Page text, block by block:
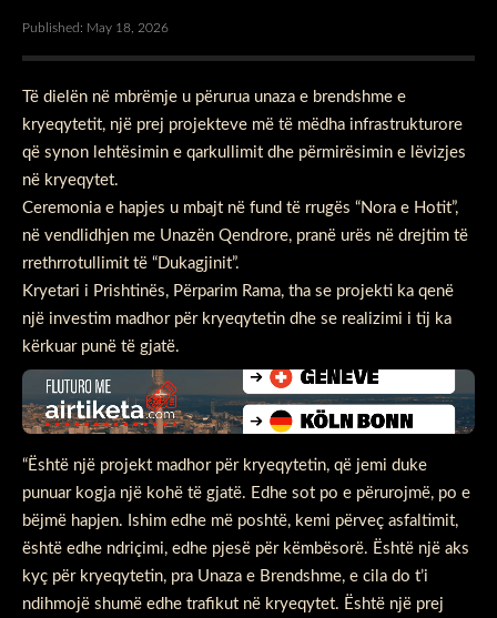
Published: May 18, 2026
Të dielën në mbrëmje u përurua unaza e brendshme e
kryeqytetit, një prej projekteve më të mëdha infrastrukturore
që synon lehtësimin e qarkullimit dhe përmirësimin e lëvizjes
në kryeqytet.
Ceremonia e hapjes u mbajt në fund të rrugës “Nora e Hotit”,
në vendlidhjen me Unazën Qendrore, pranë urës në drejtim të
rrethrrotullimit të “Dukagjinit”.
Kryetari i Prishtinës, Përparim Rama, tha se projekti ka qenë
një investim madhor për kryeqytetin dhe se realizimi i tij ka
kërkuar punë të gjatë.
“Është një projekt madhor për kryeqytetin, që jemi duke
punuar kogja një kohë të gjatë. Edhe sot po e përurojmë, po e
bëjmë hapjen. Ishim edhe më poshtë, kemi përveç asfaltimit,
është edhe ndriçimi, edhe pjesë për këmbësorë. Është një aks
kyç për kryeqytetin, pra Unaza e Brendshme, e cila do t’i
ndihmojë shumë edhe trafikut në kryeqytet. Është një prej